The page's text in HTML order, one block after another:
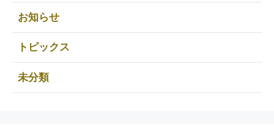
お知らせ
トピックス
未分類